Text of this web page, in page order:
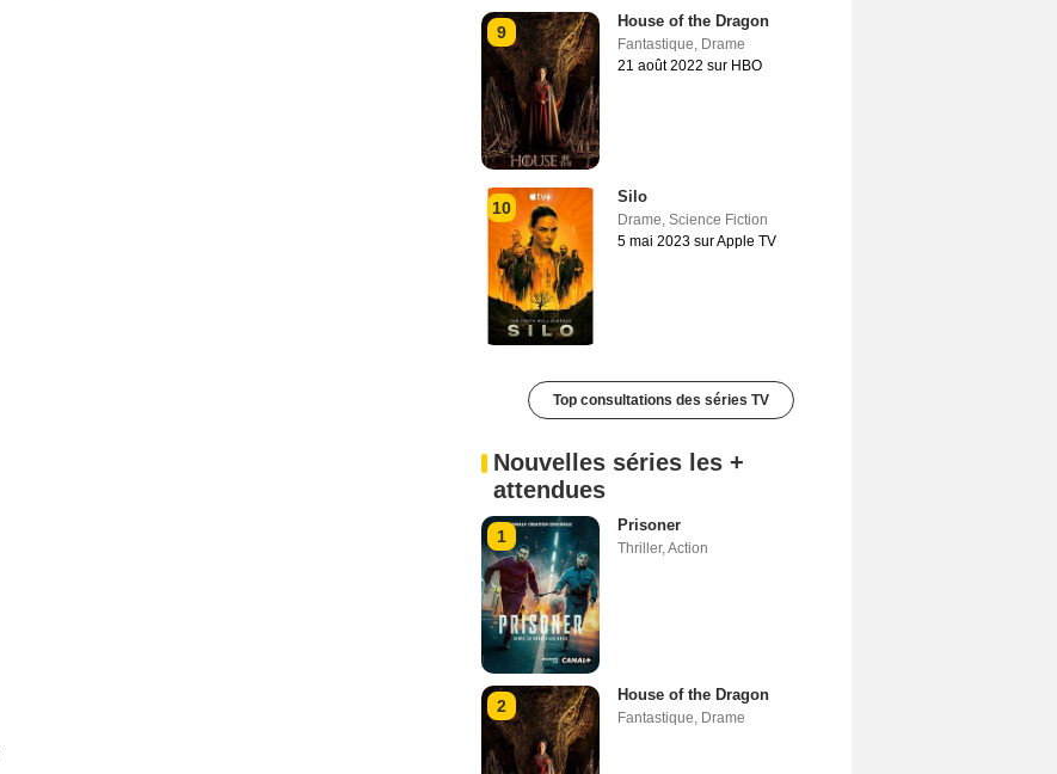
9
House of the Dragon
Fantastique, Drame
21 août 2022 sur HBO
10
Silo
Drame, Science Fiction
5 mai 2023 sur Apple TV
Top consultations des séries TV
Nouvelles séries les +
attendues
1
Prisoner
Thriller,Action
2
House of the Dragon
Fantastique, Drame